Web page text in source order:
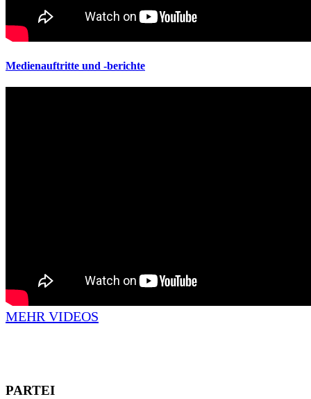
Medienauftritte und -berichte
MEHR VIDEOS
PARTEI